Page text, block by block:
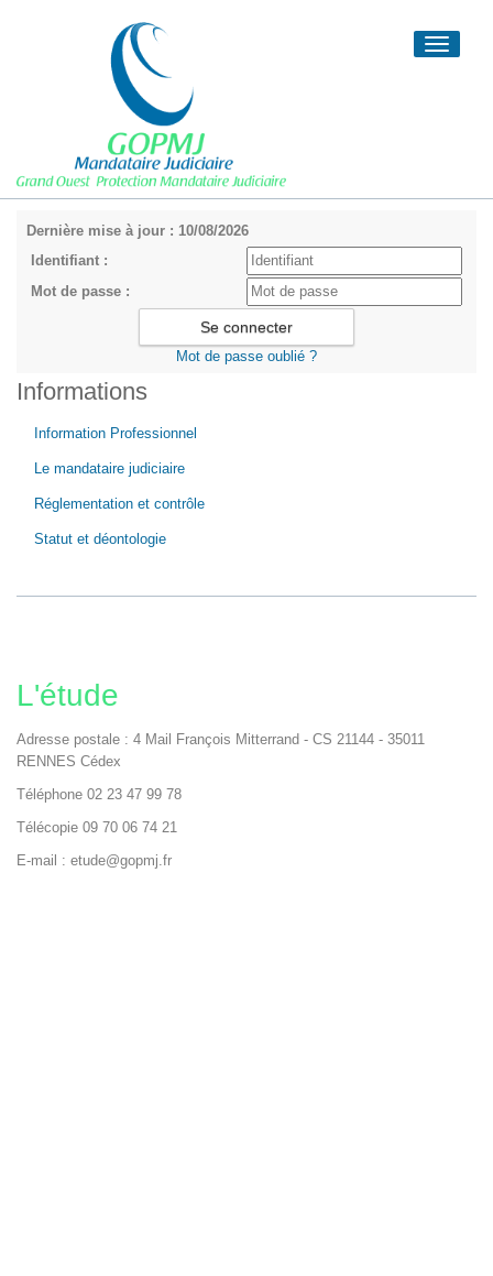
Toggle
Dernière mise à jour : 10/08/2026
Identifiant :
Mot de passe :
Mot de passe oublié ?
Informations
Information Professionnel
Le mandataire judiciaire
Réglementation et contrôle
Statut et déontologie
L'étude
Adresse postale : 4 Mail François Mitterrand - CS 21144 - 35011
RENNES Cédex
Téléphone 02 23 47 99 78
Télécopie 09 70 06 74 21
E-mail : etude@gopmj.fr